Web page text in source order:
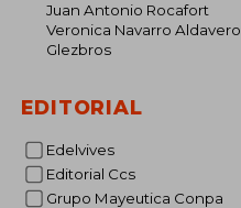
Juan Antonio Rocafort
Veronica Navarro Aldavero
Glezbros
EDITORIAL
Edelvives
Editorial Ccs
Grupo Mayeutica Conpa